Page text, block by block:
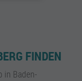
FINDEN
in Baden-